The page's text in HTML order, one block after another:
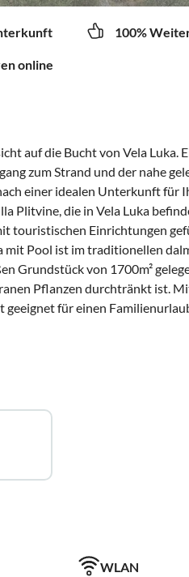
100%
online
auf die Bucht von Vela Luka.
zum Strand und der nahe
einer idealen Unterkunft für
Plitvine, die in Vela Luka
touristischen Einrichtungen
Pool ist im traditionellen
Grundstück von 1700m²
Pflanzen durchtränkt ist.
für einen
WLAN